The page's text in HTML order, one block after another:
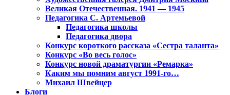
Великая Отечественная. 1941 — 1945
Педагогика С. Артемьевой
Педагогика школы
Педагогика двора
Конкурс короткого рассказа «Сестра таланта»
Конкурс «Во весь голос»
Конкурс новой драматургии «Ремарка»
Каким мы помним август 1991-го…
Михаил Швейцер
Блоги